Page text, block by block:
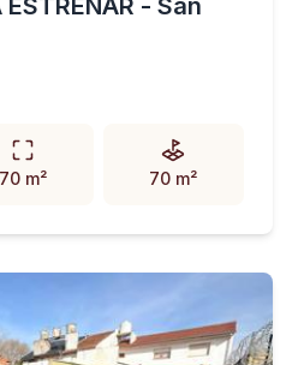
- San
70 m² 70 m²